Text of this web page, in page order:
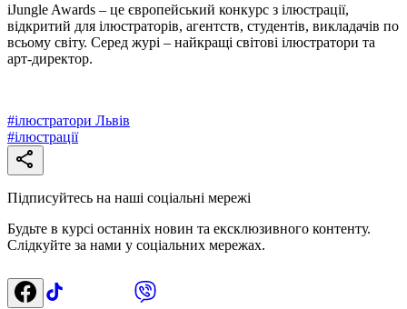
iJungle Awards – це європейський конкурс з ілюстрації,
відкритий для ілюстраторів, агентств, студентів, викладачів по
всьому світу. Серед журі – найкращі світові ілюстратори та
арт-директор.
#ілюстратори Львів
#ілюстрації
Підписуйтесь на наші соціальні мережі
Будьте в курсі останніх новин та ексклюзивного контенту.
Слідкуйте за нами у соціальних мережах.